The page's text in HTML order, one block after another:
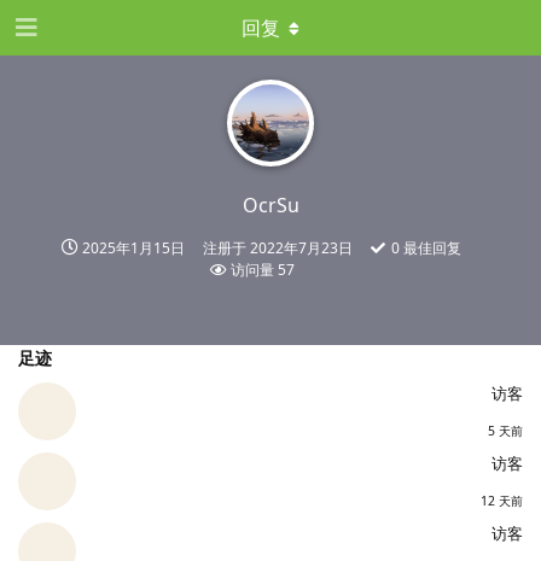
OcrSu
2025年1月15日 注册于2022年7月23日 0最佳回复
访问量 57
回复
足迹
访客
5 天前
访客
12 天前
访客